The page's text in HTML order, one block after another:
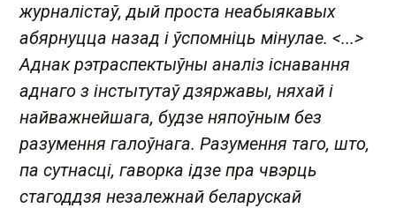
журналістаў, дый проста неабыякавых
абярнуцца назад і ўспомніць мінулае. <...>
Аднак рэтраспектыўны аналіз існавання
аднаго з інстытутаў дзяржавы, няхай і
найважнейшага, будзе няпоўным без
разумення галоўнага. Разумення таго, што,
па сутнасці, гаворка ідзе пра чвэрць
стагоддзя незалежнай беларускай